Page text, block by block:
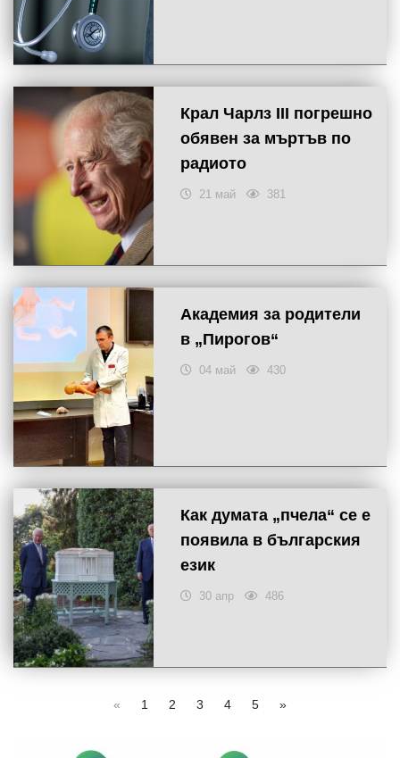
Крал Чарлз III погрешно
обявен за мъртъв по
радиото
21 май 381
Академия за родители
в „Пирогов“
04 май 430
Как думата „пчела“ се е
появила в българския
език
30 апр 486
« 1 2 3 4 5 »